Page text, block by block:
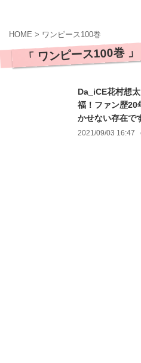
HOME > ワンピース100巻
「 ワンピース100巻
Da_iCE花村想
福！ファン歴20
かせない存在で
2021/09/03 16:47